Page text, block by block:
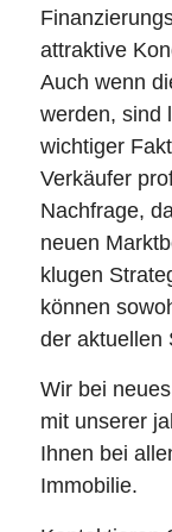
attraktive
Auch wenn
werden, sind
wichtiger
Verkäufer
Nachfrage,
neuen
klugen
können
der aktuellen
Wir bei
mit unserer
Ihnen bei
Immobilie.